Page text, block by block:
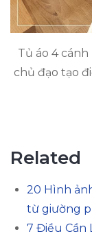
Tủ áo 4
chủ đạo tạo
Related
20 Hình
từ giường
7 Điều Cần